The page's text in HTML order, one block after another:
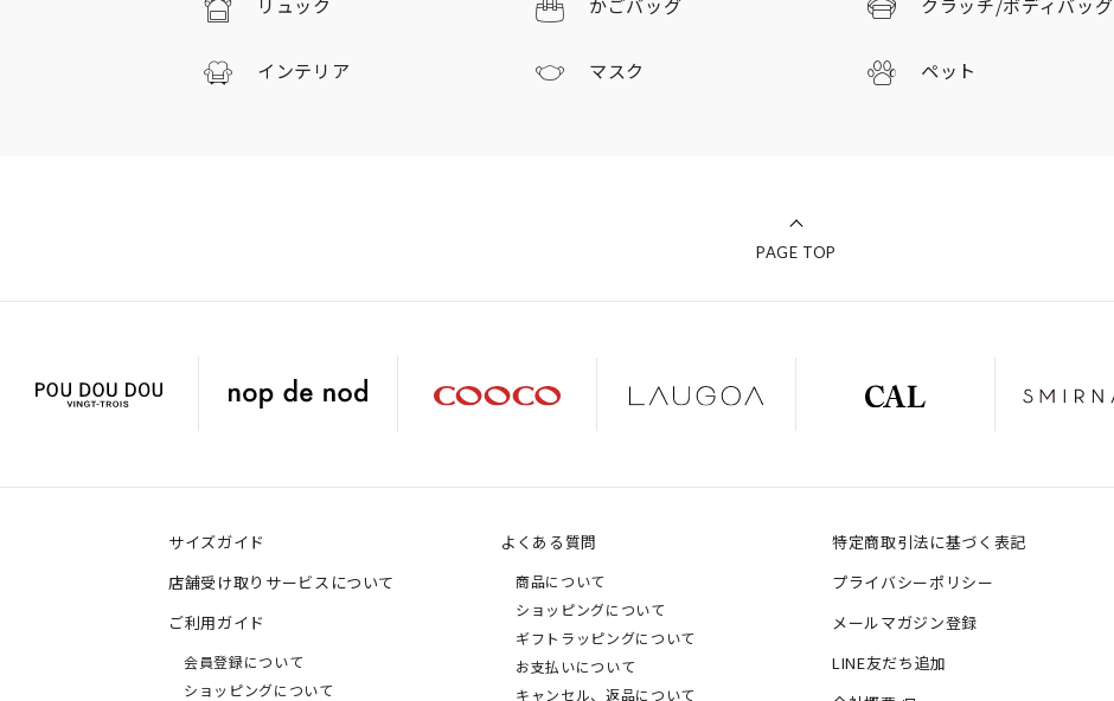
リュック かごバッグ クラッチ/ボディバッグ
インテリア マスク ペット
PAGE TOP
サイズガイド
店舗受け取りサービスについて
ご利用ガイド
会員登録について
ショッピングについて
よくある質問
商品について
ショッピングについて
ギフトラッピングについて
お支払いについて
キャンセル、返品について
特定商取引法に基づく表記
プライバシーポリシー
メールマガジン登録
LINE友だち追加